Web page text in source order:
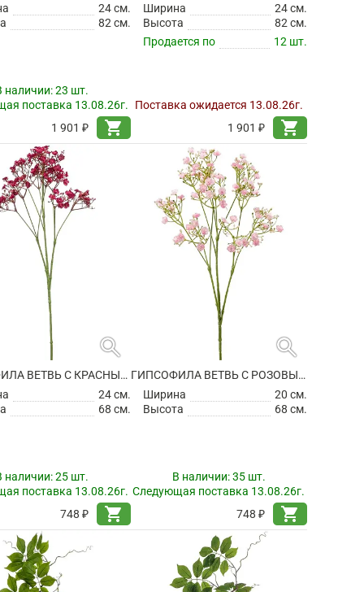
24 см.
82 см.
наличии:23 шт.
поставка 13.08.26г.
1 901 ₽
shopping_cart
Ширина
24 см.
Высота
82 см.
Продается по
12 шт.
Поставка ожидается 13.08.26г.
1 901 ₽
shopping_cart
search
ГИПСОФИЛА ВЕТВЬ С КРАСНЫМИ ЦВЕТАМИ ИСКУССТВЕННАЯ
24 см.
68 см.
наличии:25 шт.
поставка 13.08.26г.
748 ₽
shopping_cart
search
ГИПСОФИЛА ВЕТВЬ С РОЗОВЫМИ ЦВЕТАМИ ИСКУССТВЕННАЯ
Ширина
20 см.
Высота
68 см.
В наличии:35 шт.
Следующая поставка 13.08.26г.
748 ₽
shopping_cart